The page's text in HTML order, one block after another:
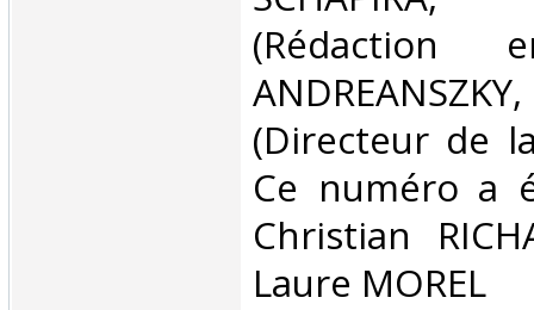
(Directeur de
Ce numéro a
Christian
Laure MOREL ‎